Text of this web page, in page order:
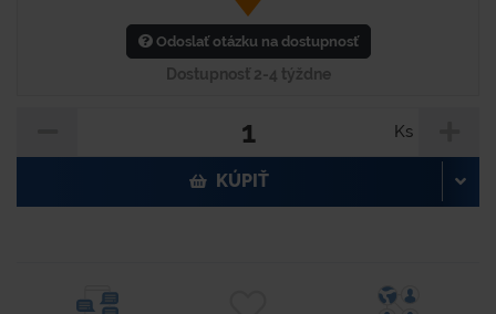
Odoslať otázku na dostupnosť
Dostupnosť 2-4 týždne
Ks
KÚPIŤ